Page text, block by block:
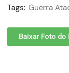
Tags: Guerra
Baixar Foto do